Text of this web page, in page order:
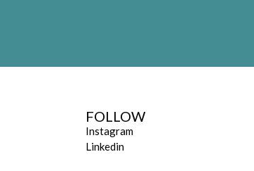
FOLLOW
Instagram
Linkedin